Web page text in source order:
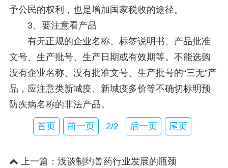
予公民的权利，也是增加国家税收的途径。
3、要注意看产品
有无正规的企业名称、标签说明书、产品批准
文号、生产批号、生产日期或有效期等。不能选购
没有企业名称、没有批准文号、生产批号的“三无”产
品，应注意类新城疫、新城疫多价等不确切标明预
防疾病名称的非法产品。
首页 前一页 2/2 后一页 尾页
上一篇： 浅谈制约兽药行业发展的瓶颈